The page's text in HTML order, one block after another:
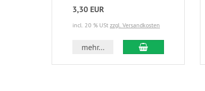
3,30 EUR
incl. 20 % USt zzgl. Versandkosten
mehr... In den Warenkorb